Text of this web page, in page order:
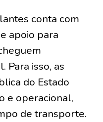
conta com
apoio para
Para isso, as
do Estado
e operacional,
de transporte.